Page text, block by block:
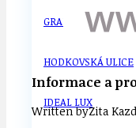
GRANTY A DOTACE
HODKOVSKÁ ULICE
IDEAL LUX
Informace a
Written byZita